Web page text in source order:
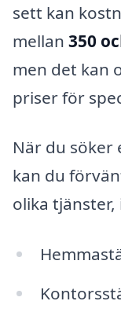
sett kan
mellan 350
men det kan
priser för
När du söker
kan du
olika tjänster,